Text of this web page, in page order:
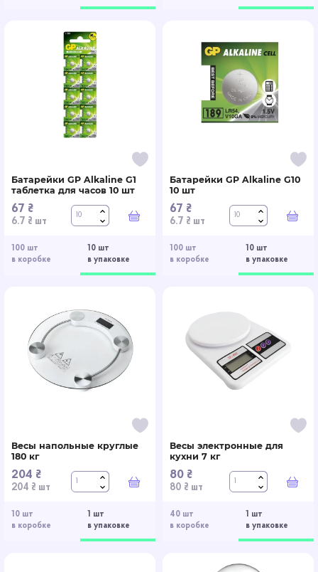
100 шт
в коробке
10 шт
в упаковке
Батарейки GP Alkaline G1
таблетка для часов 10 шт
67 ₴
6.7 ₴ шт В корзину
100 шт
в коробке
10 шт
в упаковке
Батарейки GP Alkaline G10
10 шт
67 ₴
6.7 ₴ шт В
10 шт
в коробке
1 шт
в упаковке
Весы напольные круглые
180 кг
204 ₴
204 ₴ шт В корзину
40 шт
в коробке
1 шт
в упаковке
Весы электронные для
кухни 7 кг
80 ₴
80 ₴ шт В